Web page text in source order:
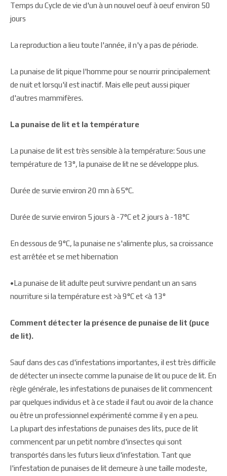
Temps du Cycle de vie d'un à un nouvel oeuf à oeuf environ 50
jours
La reproduction a lieu toute l'année, il n'y a pas de période.
La punaise de lit pique l'homme pour se nourrir principalement
de nuit et lorsqu'il est inactif. Mais elle peut aussi piquer
d'autres mammifères.
La punaise de lit et la température
La punaise de lit est très sensible à la température: Sous une
température de 13°, la punaise de lit ne se développe plus.
Durée de survie environ 20 mn à 65°C.
Durée de survie environ 5 jours à -7°C et 2 jours à -18°C
En dessous de 9°C, la punaise ne s'alimente plus, sa croissance
est arrêtée et se met hibernation
•La punaise de lit adulte peut survivre pendant un an sans
nourriture si la température est >à 9°C et <à 13°
Comment détecter la présence de punaise de lit (puce
de lit).
Sauf dans des cas d'infestations importantes, il est très difficile
de détecter un insecte comme la punaise de lit ou puce de lit. En
règle générale, les infestations de punaises de lit commencent
par quelques individus et à ce stade il faut ou avoir de la chance
ou être un professionnel expérimenté comme il y en a peu.
La plupart des infestations de punaises des lits, puce de lit
commencent par un petit nombre d'insectes qui sont
transportés dans les futurs lieux d'infestation. Tant que
l'infestation de punaises de lit demeure à une taille modeste,